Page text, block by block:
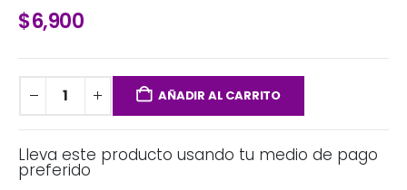
$6,900
AÑADIR AL CARRITO
Lleva este producto usando tu medio de pago
preferido